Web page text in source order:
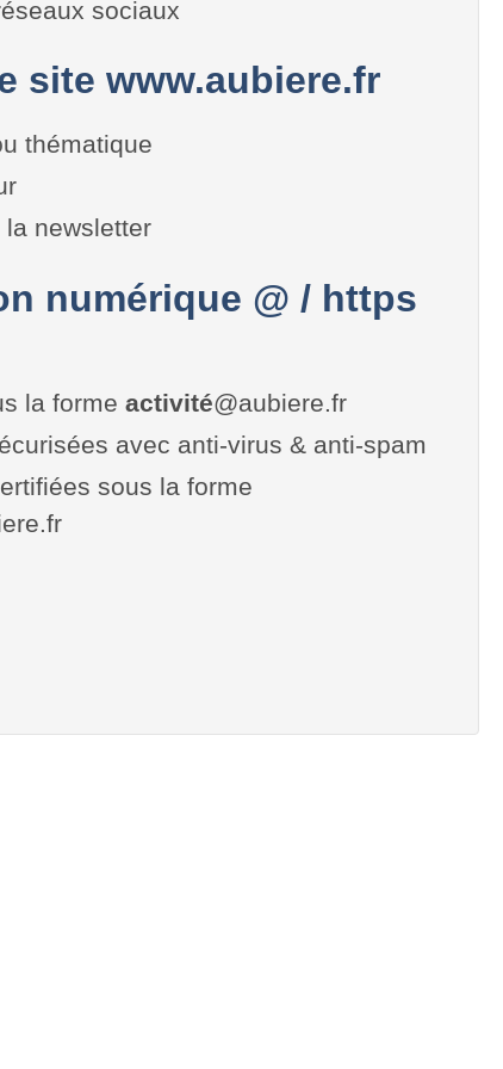
sociaux
site www.aubiere.fr
thématique
newsletter
numérique @ / https
la forme activité@aubiere.fr
avec anti-virus & anti-spam
sous la forme